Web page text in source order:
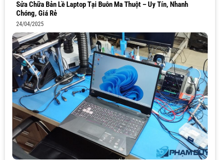
Sửa Chữa Bản Lề Laptop Tại Buôn Ma Thuột – Uy Tín, Nhanh
Chóng, Giá Rẻ
24/04/2025